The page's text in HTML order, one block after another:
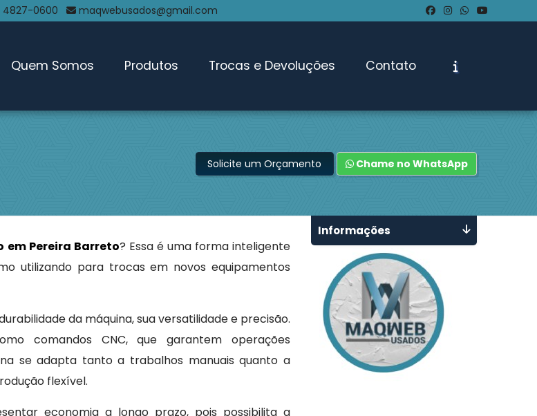
4827-0600 maqwebusados@gmail.com
Quem Somos Produtos Trocas e Devoluções Contato
Solicite um Orçamento Chame no WhatsApp
em Pereira Barreto? Essa é uma forma inteligente
utilizando para trocas em novos equipamentos
da máquina, sua versatilidade e precisão.
comandos CNC, que garantem operações
se adapta tanto a trabalhos manuais quanto a
flexível.
economia a longo prazo, pois possibilita a
Informações